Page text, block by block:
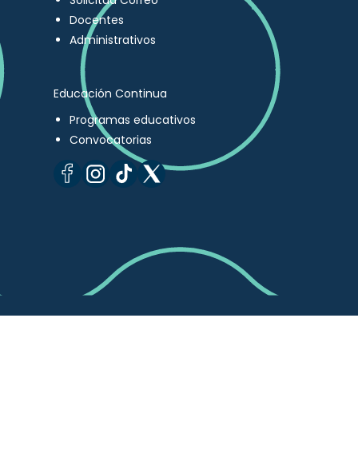
Docentes
Administrativos
Educación Continua
Programas educativos
Convocatorias